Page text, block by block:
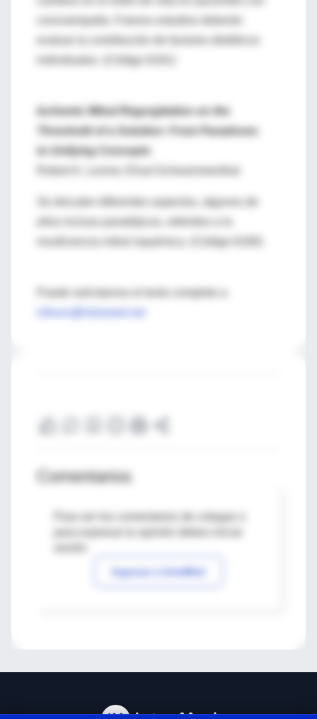
coronariopatía. Futuros estudios deberán
individuales. (Código 6181)
Ischemic Mitral Regurgitation on the
Threshold of a Solution: From Paradoxes
to Unifying Concepts
Se discuten diferentes aspectos, algunos de
insuficiencia mitral isquémica. (Código 6180)
Comentarios
Para ver los comentarios de colegas o
Ingresar a IntraMed